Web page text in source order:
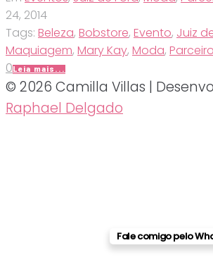
24, 2014
Tags: Beleza, Bobstore, Evento, Juiz
Maquiagem, Mary Kay, Moda,
0Leia mais...
© 2026 Camilla Villas |
Raphael Delgado
Fale comigo pelo